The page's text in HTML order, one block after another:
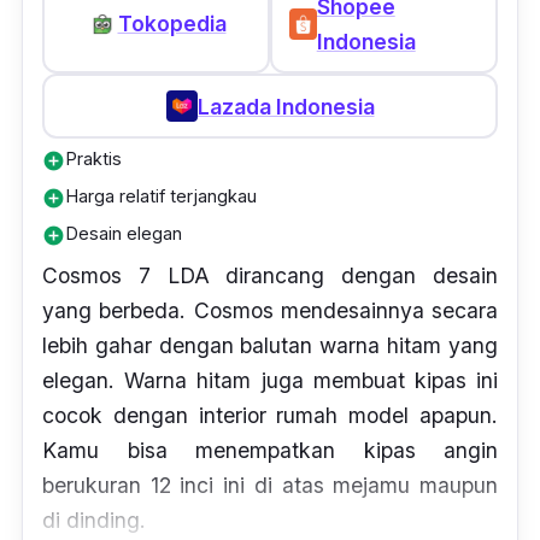
Tokopedia
Shopee
Indonesia
Lazada Indonesia
add_circlePraktis
add_circleHarga relatif terjangkau
add_circleDesain elegan
Cosmos 7 LDA dirancang dengan desain
yang berbeda. Cosmos mendesainnya secara
lebih gahar dengan balutan warna hitam yang
elegan. Warna hitam juga membuat kipas ini
cocok dengan interiorrumah model apapun.
Kamu bisa menempatkan kipas angin
berukuran 12 inci ini di atas mejamu maupun
di dinding.